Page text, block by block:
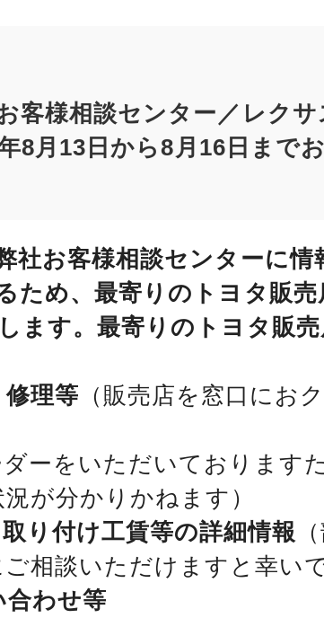
客様相談センター／レク
8月13日から8月16日まで
社お客様相談センターに情
ため、最寄りのトヨタ販
ます。最寄りのトヨタ販売
理等 （販売店を窓口にお
ダーをいただいております
が分かりかねます）
り付け工賃等の詳細情報
相談いただけますと幸いで
合わせ等